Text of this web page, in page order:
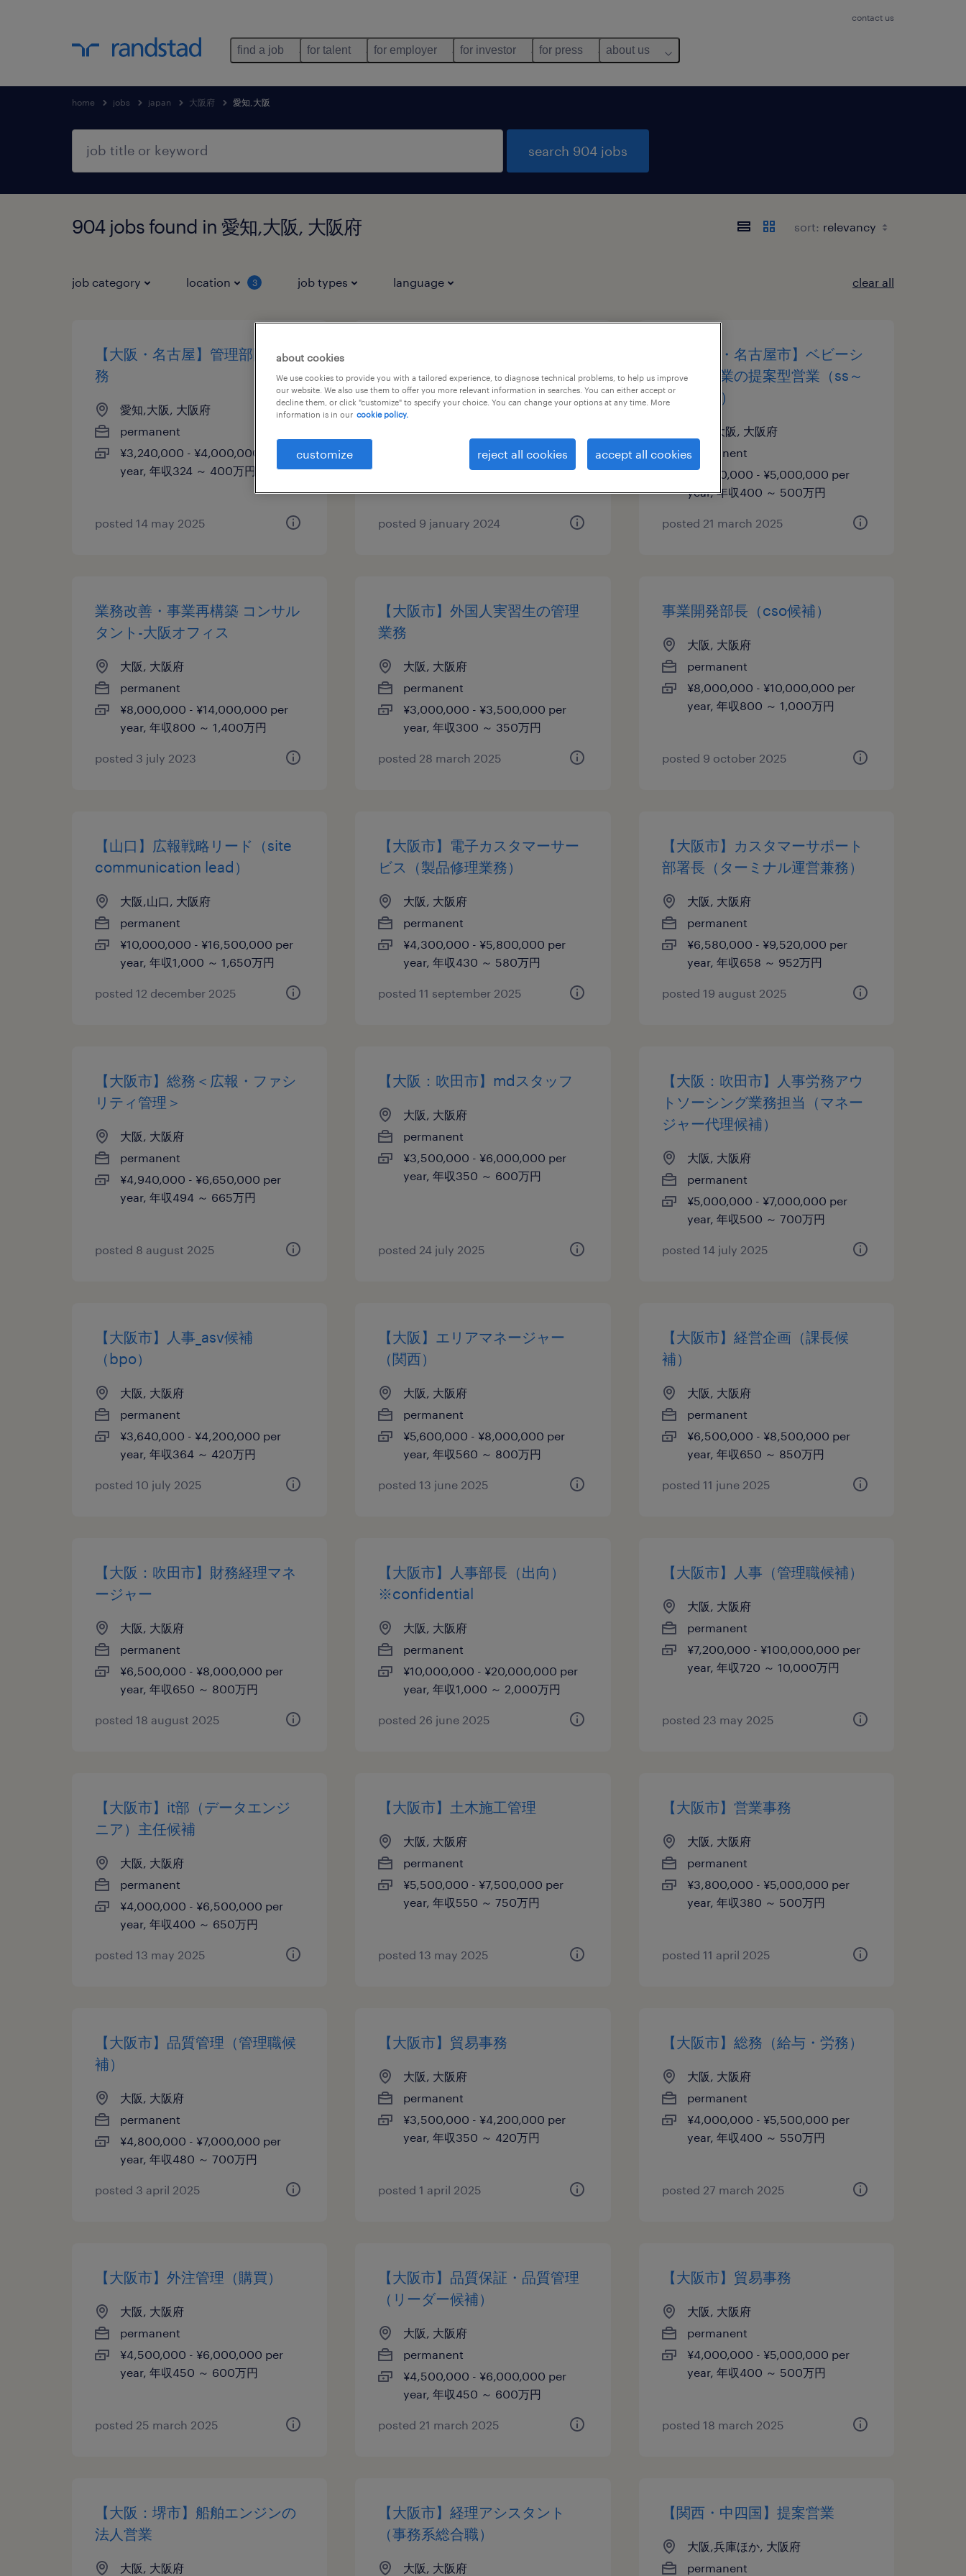
contact us
find a job for talent for employer for investor for press about us
home jobs japan 大阪府 愛知,大阪
search 904 jobs
904 jobs found in 愛知,大阪, 大阪府 sort:
job category location 3 job types language clear all
【大阪・名古屋】管理部門の事
務
愛知,大阪, 大阪府
permanent
¥3,240,000 - ¥4,000,000 per
year, 年収324 ～ 400万円
posted 14 may 2025
愛知,大阪, 大阪府
permanent
year, 年収400 ～ 1,000万円
posted 9 january 2024
【大阪市・名古屋市】ベビーシ
ッター事業の提案型営業（ss～
svクラス）
愛知,大阪, 大阪府
permanent
¥4,000,000 - ¥5,000,000 per
year, 年収400 ～ 500万円
posted 21 march 2025
業務改善・事業再構築 コンサル
タント-大阪オフィス
大阪, 大阪府
permanent
¥8,000,000 - ¥14,000,000 per
year, 年収800 ～ 1,400万円
posted 3 july 2023
【大阪市】外国人実習生の管理
業務
大阪, 大阪府
permanent
¥3,000,000 - ¥3,500,000 per
year, 年収300 ～ 350万円
posted 28 march 2025
事業開発部長（cso候補）
大阪, 大阪府
permanent
¥8,000,000 - ¥10,000,000 per
year, 年収800 ～ 1,000万円
posted 9 october 2025
【山口】広報戦略リード（site
communication lead）
大阪,山口, 大阪府
permanent
¥10,000,000 - ¥16,500,000 per
year, 年収1,000 ～ 1,650万円
posted 12 december 2025
【大阪市】電子カスタマーサー
ビス（製品修理業務）
大阪, 大阪府
permanent
¥4,300,000 - ¥5,800,000 per
year, 年収430 ～ 580万円
posted 11 september 2025
【大阪市】カスタマーサポート
部署長（ターミナル運営兼務）
大阪, 大阪府
permanent
¥6,580,000 - ¥9,520,000 per
year, 年収658 ～ 952万円
posted 19 august 2025
【大阪市】総務＜広報・ファシ
リティ管理＞
大阪, 大阪府
permanent
¥4,940,000 - ¥6,650,000 per
year, 年収494 ～ 665万円
posted 8 august 2025
【大阪：吹田市】mdスタッフ
大阪, 大阪府
permanent
¥3,500,000 - ¥6,000,000 per
year, 年収350 ～ 600万円
posted 24 july 2025
【大阪：吹田市】人事労務アウ
トソーシング業務担当（マネー
ジャー代理候補）
大阪, 大阪府
permanent
¥5,000,000 - ¥7,000,000 per
year, 年収500 ～ 700万円
posted 14 july 2025
【大阪市】人事_asv候補
（bpo）
大阪, 大阪府
permanent
¥3,640,000 - ¥4,200,000 per
year, 年収364 ～ 420万円
posted 10 july 2025
【大阪】エリアマネージャー
（関西）
大阪, 大阪府
permanent
¥5,600,000 - ¥8,000,000 per
year, 年収560 ～ 800万円
posted 13 june 2025
【大阪市】経営企画（課長候
補）
大阪, 大阪府
permanent
¥6,500,000 - ¥8,500,000 per
year, 年収650 ～ 850万円
posted 11 june 2025
【大阪：吹田市】財務経理マネ
ージャー
大阪, 大阪府
permanent
¥6,500,000 - ¥8,000,000 per
year, 年収650 ～ 800万円
posted 18 august 2025
【大阪市】人事部長（出向）
※confidential
大阪, 大阪府
permanent
¥10,000,000 - ¥20,000,000 per
year, 年収1,000 ～ 2,000万円
posted 26 june 2025
【大阪市】人事（管理職候補）
大阪, 大阪府
permanent
¥7,200,000 - ¥100,000,000 per
year, 年収720 ～ 10,000万円
posted 23 may 2025
【大阪市】it部（データエンジ
ニア）主任候補
大阪, 大阪府
permanent
¥4,000,000 - ¥6,500,000 per
year, 年収400 ～ 650万円
posted 13 may 2025
【大阪市】土木施工管理
大阪, 大阪府
permanent
¥5,500,000 - ¥7,500,000 per
year, 年収550 ～ 750万円
posted 13 may 2025
【大阪市】営業事務
大阪, 大阪府
permanent
¥3,800,000 - ¥5,000,000 per
year, 年収380 ～ 500万円
posted 11 april 2025
【大阪市】品質管理（管理職候
補）
大阪, 大阪府
permanent
¥4,800,000 - ¥7,000,000 per
year, 年収480 ～ 700万円
posted 3 april 2025
【大阪市】貿易事務
大阪, 大阪府
permanent
¥3,500,000 - ¥4,200,000 per
year, 年収350 ～ 420万円
posted 1 april 2025
【大阪市】総務（給与・労務）
大阪, 大阪府
permanent
¥4,000,000 - ¥5,500,000 per
year, 年収400 ～ 550万円
posted 27 march 2025
【大阪市】外注管理（購買）
大阪, 大阪府
permanent
¥4,500,000 - ¥6,000,000 per
year, 年収450 ～ 600万円
posted 25 march 2025
【大阪市】品質保証・品質管理
（リーダー候補）
大阪, 大阪府
permanent
¥4,500,000 - ¥6,000,000 per
year, 年収450 ～ 600万円
posted 21 march 2025
【大阪市】貿易事務
大阪, 大阪府
permanent
¥4,000,000 - ¥5,000,000 per
year, 年収400 ～ 500万円
posted 18 march 2025
【大阪：堺市】船舶エンジンの
法人営業
大阪, 大阪府
【大阪市】経理アシスタント
（事務系総合職）
大阪, 大阪府
【関西・中四国】提案営業
大阪,兵庫ほか, 大阪府
permanent
about cookies
We use cookies to provide you with a tailored experience, to diagnose technical problems, to help us improve
our website. We also use them to offer you more relevant information in searches. You can either accept or
decline them, or click "customize" to specify your choice. You can change your options at any time. More
information is in our cookie policy.
customize reject all cookies accept all cookies